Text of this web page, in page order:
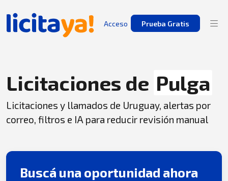
Acceso Prueba Gratis
Licitaciones de Pulga
Licitaciones y llamados de Uruguay, alertas por
correo, filtros e IA para reducir revisión manual
Buscá una oportunidad ahora